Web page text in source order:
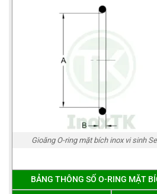
Gioăng O-ring mặt bích inox vi sinh
BẢNG THÔNG SỐ O-RING MẶT